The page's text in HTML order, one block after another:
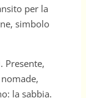
per la
simbolo
Presente,
la sabbia.